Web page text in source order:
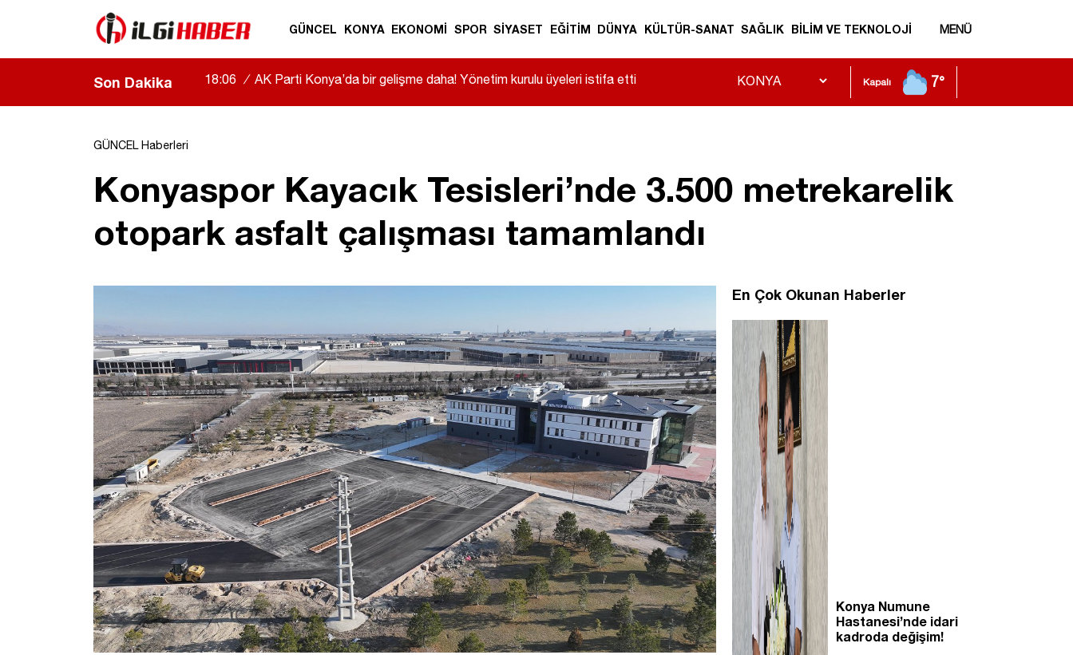
GÜNCEL KONYA EKONOMİ SPOR SİYASET EĞİTİM DÜNYA KÜLTÜR-SANAT SAĞLIK BİLİM VE TEKNOLOJİ MENÜ
Son Dakika 18:06 / AK Parti Konya’da bir gelişme daha! Yönetim kurulu üyeleri istifa etti
|
Kapalı 7°
GÜNCEL Haberleri
Konyaspor Kayacık Tesisleri’nde 3.500 metrekarelik
otopark asfalt çalışması tamamlandı
En Çok Okunan Haberler
Konya Numune
Hastanesi’nde idari
kadroda değişim!